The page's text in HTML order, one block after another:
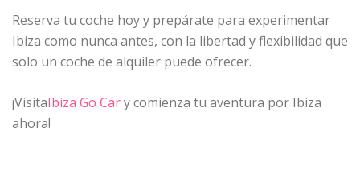
Reserva tu coche hoy y prepárate para experimentar
Ibiza como nunca antes, con la libertad y flexibilidad que
solo un coche de alquiler puede ofrecer.
¡VisitaIbiza Go Cary comienza tu aventura por Ibiza
ahora!